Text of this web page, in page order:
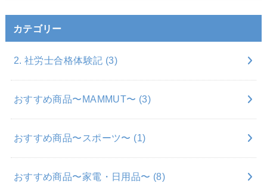
カテゴリー
2. 社労士合格体験記 (3)
おすすめ商品〜MAMMUT〜 (3)
おすすめ商品〜スポーツ〜 (1)
おすすめ商品〜家電・日用品〜 (8)